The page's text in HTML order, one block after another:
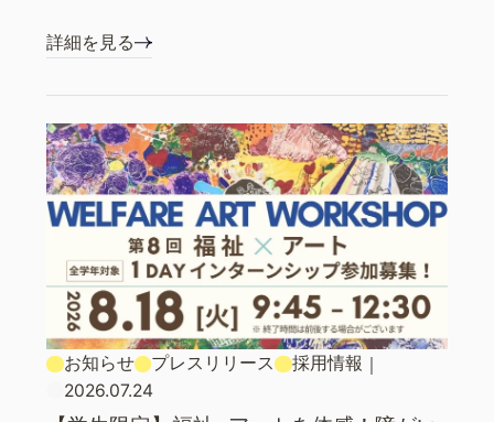
詳細を見る
お知らせ プレスリリース 採用情報 ｜
2026.07.24